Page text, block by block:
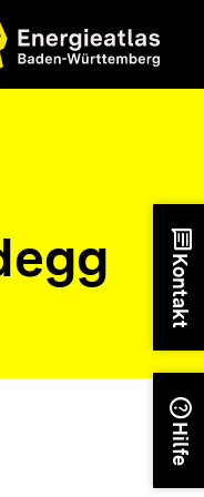
chat
Kontakt
help
Hilfe